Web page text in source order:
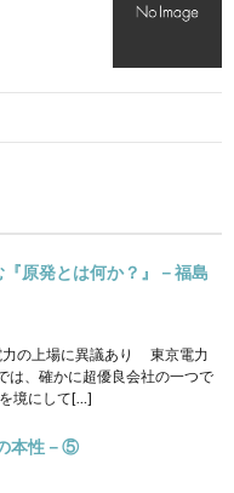
原発とは何か？』－福島
の上場に異議あり 東京電力
は、確かに超優良会社の一つで
境にして[…]
本性－⑤